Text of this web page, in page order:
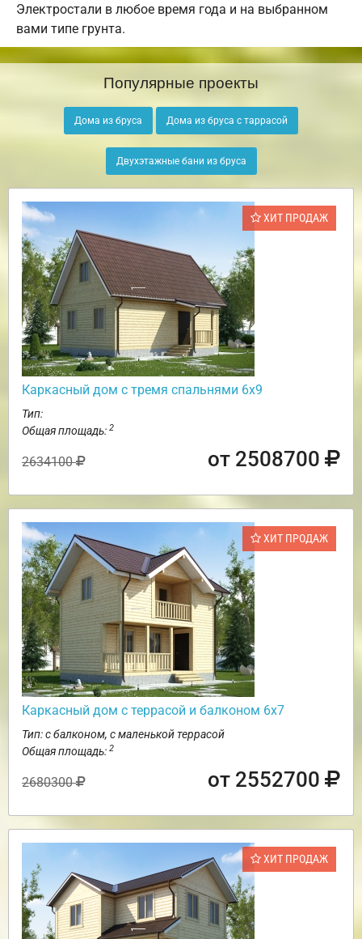
Электростали в любое время года и на выбранном
вами типе грунта.
Популярные проекты
Дома из бруса Дома из бруса с таррасой
Двухэтажные бани из бруса
ХИТ ПРОДАЖ
Каркасный дом с тремя спальнями 6х9
Тип:
Общая площадь: 2
2634100 от 2508700
ХИТ ПРОДАЖ
Каркасный дом с террасой и балконом 6х7
Тип: с балконом, с маленькой террасой
Общая площадь: 2
2680300 от 2552700
ХИТ ПРОДАЖ